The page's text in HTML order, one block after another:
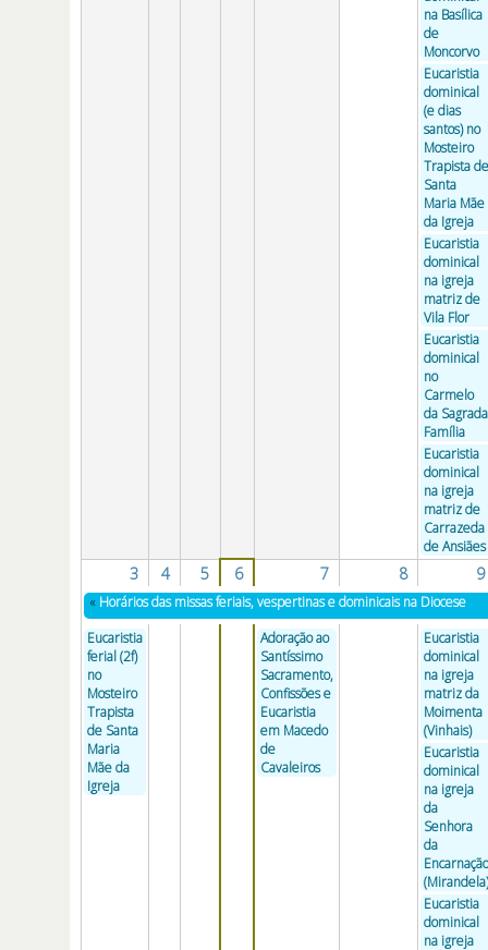
na Basílica
de
Moncorvo
Eucaristia
dominical
(e dias
santos) no
Mosteiro
Trapista de
Santa
Maria Mãe
da Igreja
Eucaristia
dominical
na igreja
matriz de
Vila Flor
Eucaristia
dominical
no
Carmelo
da Sagrada
Família
Eucaristia
dominical
na igreja
matriz de
Carrazeda
de Ansiães
3 4 5 6 7 8 9
« Horários das missas feriais, vespertinas e dominicais na Diocese
Eucaristia
ferial (2f)
no
Mosteiro
Trapista
de Santa
Maria
Mãe da
Igreja
Adoração ao
Santíssimo
Sacramento,
Confissões e
Eucaristia
em Macedo
de
Cavaleiros
Eucaristia
dominical
na igreja
matriz da
Moimenta
(Vinhais)
Eucaristia
dominical
na igreja
da
Senhora
da
Encarnação
(Mirandela)
Eucaristia
dominical
na igreja